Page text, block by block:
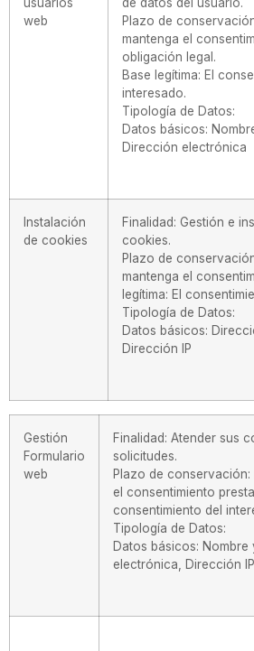
web
Plazo de
mantenga el
obligación legal.
Base legítima: El
interesado.
Tipología de Datos:
Datos básicos:
Dirección electrónica
Instalación
de cookies
Finalidad: Gestión e
cookies.
Plazo de
mantenga el
legítima: El
Tipología de Datos:
Datos básicos:
Dirección IP
Gestión
Formulario
web
Finalidad: Atender sus
solicitudes.
Plazo de conservación:
el consentimiento
consentimiento del
Tipología de Datos:
Datos básicos:
electrónica, Dirección IP